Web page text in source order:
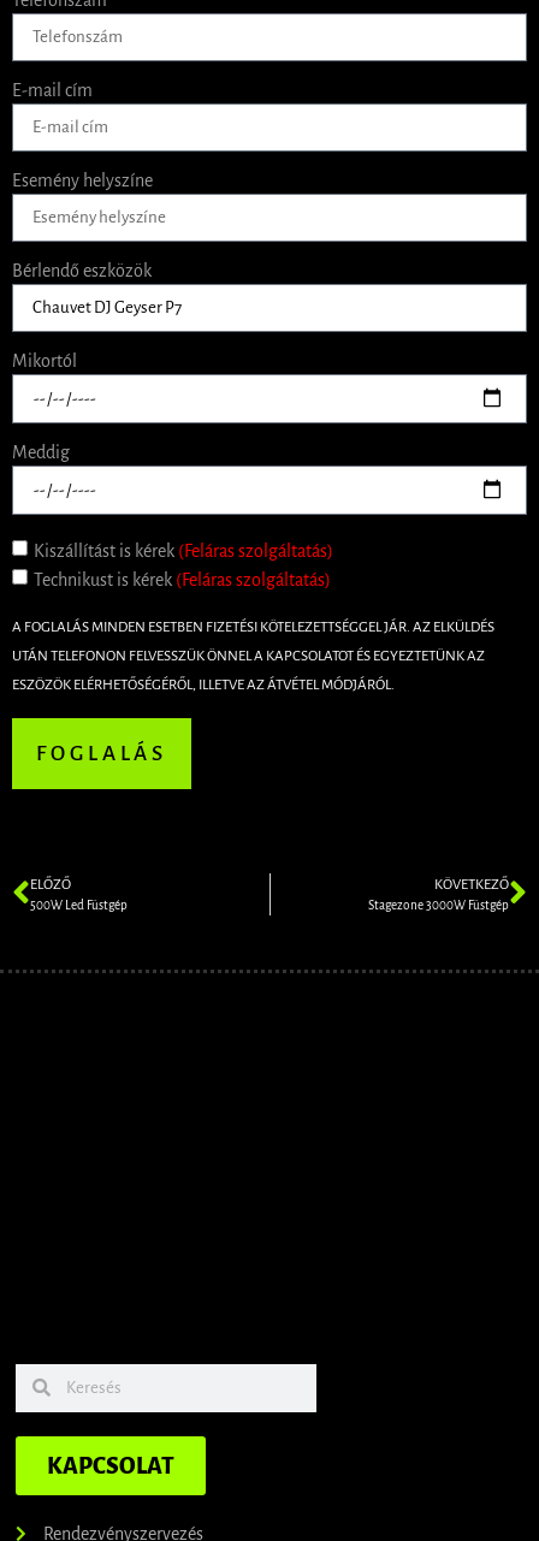
E-mail cím
Esemény helyszíne
Bérlendő eszközök
Mikortól
Meddig
Kiszállítást is kérek (Feláras szolgáltatás)
Technikust is kérek (Feláras szolgáltatás)
A FOGLALÁS MINDEN ESETBEN FIZETÉSI KÖTELEZETTSÉGGEL JÁR. AZ ELKÜLDÉS
UTÁN TELEFONON FELVESSZÜK ÖNNEL A KAPCSOLATOT ÉS EGYEZTETÜNK AZ
ESZÖZÖK ELÉRHETŐSÉGÉRŐL, ILLETVE AZ ÁTVÉTEL MÓDJÁRÓL.
FOGLALÁS
ELŐZŐ
500W Led Füstgép
KÖVETKEZŐ
Stagezone 3000W Füstgép
KAPCSOLAT
Rendezvényszervezés